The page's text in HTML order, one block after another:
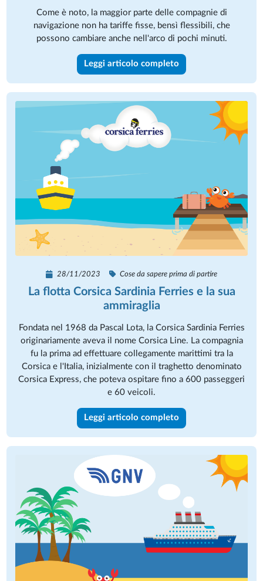
Come è noto, la maggior parte delle compagnie di
navigazione non ha tariffe fisse, bensì flessibili, che
possono cambiare anche nell'arco di pochi minuti.
Leggi articolo completo
La flotta Corsica Sardinia Ferries e la sua
ammiraglia
28/11/2023 Cose da sapere prima di partire
Fondata nel 1968 da Pascal Lota, la Corsica Sardinia Ferries
originariamente aveva il nome Corsica Line. La compagnia
fu la prima ad effettuare collegamente marittimi tra la
Corsica e l'Italia, inizialmente con il traghetto denominato
Corsica Express, che poteva ospitare fino a 600 passeggeri
e 60 veicoli.
Leggi articolo completo